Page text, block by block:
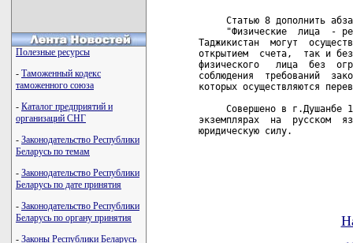
Полезные ресурсы
- Таможенный кодекс
таможенного союза
- Каталог предприятий и
организаций СНГ
- Законодательство Республики
Беларусь по темам
- Законодательство Республики
Беларусь по дате принятия
- Законодательство Республики
Беларусь по органу принятия
- Законы Республики Беларусь
Статью 8 дополнить
"Физические  лица  -
Таджикистан  могут
открытием  счета,  так и
физического   лица  без
соблюдения  требований
которых осуществляются
Совершено в г.Душанбе
экземплярах  на  русском
юридическую силу.